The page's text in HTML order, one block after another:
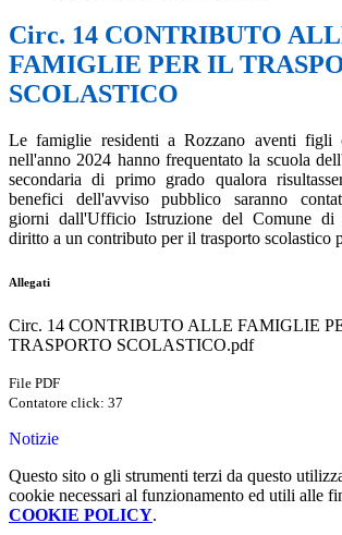
Circ. 14 CONTRIBUTO
FAMIGLIE PER IL
SCOLASTICO
Le famiglie residenti a Rozzano aventi figli
nell'anno 2024 hanno frequentato la scuola
secondaria di primo grado qualora
benefici dell'avviso pubblico saranno
giorni dall'Ufficio Istruzione del Comune di
diritto a un contributo per il trasporto scolastico
Allegati
Circ. 14 CONTRIBUTO ALLE FAMIGLIE
TRASPORTO SCOLASTICO.pdf
File PDF
Contatore click: 37
Notizie
Questo sito o gli strumenti terzi da questo
cookie necessari al funzionamento ed utili alle
COOKIE POLICY.